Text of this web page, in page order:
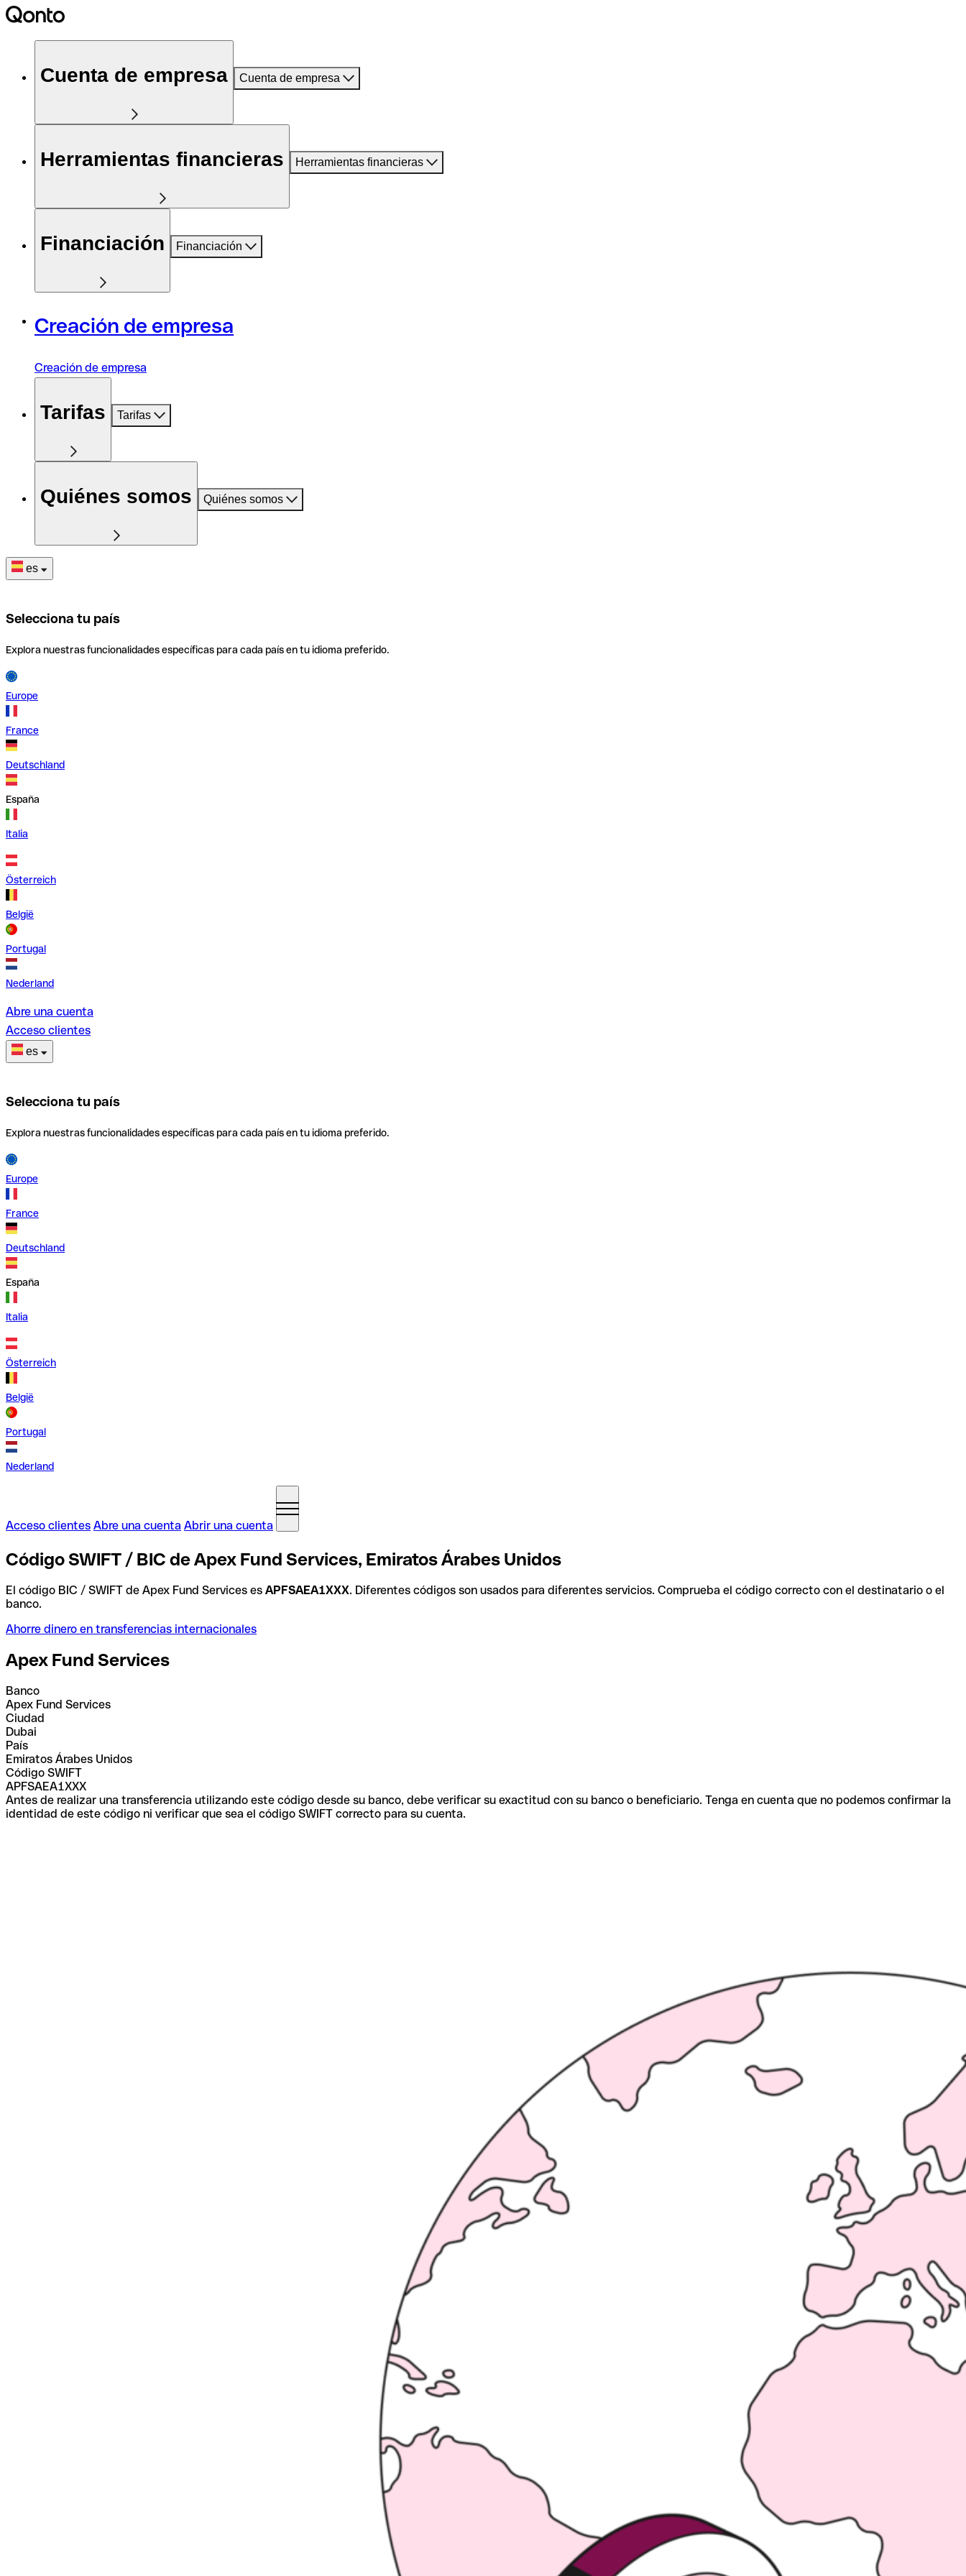
Cuenta de empresa Cuenta de empresa
Herramientas financieras Herramientas financieras
Financiación Financiación
Creación de empresa
Creación de empresa
Tarifas Tarifas
Quiénes somos Quiénes somos
es
Selecciona tu país
Explora nuestras funcionalidades específicas para cada país en tu idioma preferido.
Europe
France
Deutschland
España
Italia
Österreich
België
Portugal
Nederland
Abre una cuenta
Acceso clientes
es
Selecciona tu país
Explora nuestras funcionalidades específicas para cada país en tu idioma preferido.
Europe
France
Deutschland
España
Italia
Österreich
België
Portugal
Nederland
Acceso clientes Abre una cuenta Abrir una cuenta
Código SWIFT / BIC de Apex Fund Services, Emiratos Árabes Unidos
El código BIC / SWIFT de Apex Fund Services es APFSAEA1XXX. Diferentes códigos son usados para diferentes servicios. Comprueba el código correcto con el destinatario o el
banco.
Ahorre dinero en transferencias internacionales
Apex Fund Services
Banco
Apex Fund Services
Ciudad
Dubai
País
Emiratos Árabes Unidos
Código SWIFT
APFSAEA1XXX
Antes de realizar una transferencia utilizando este código desde su banco, debe verificar su exactitud con su banco o beneficiario. Tenga en cuenta que no podemos confirmar la
identidad de este código ni verificar que sea el código SWIFT correcto para su cuenta.